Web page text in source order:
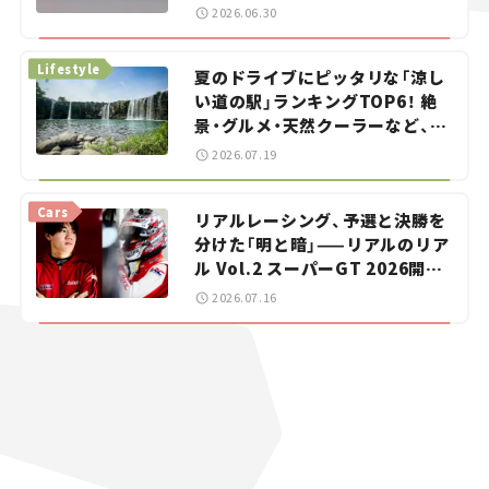
をお手伝い――ちょっとイケてるマ
2026.06.30
夏のドライブにピッタリな「涼し
い道の駅」ランキングTOP6！ 絶
景・グルメ・天然クーラーなど、避
暑におすすめのスポットを紹介
【道の駅マニアの推し駅ガイド】
Lifestyle
2026.07.19
リアルレーシング、予選と決勝を
分けた「明と暗」——リアルのリア
ル Vol.2 スーパーGT 2026開幕
戦 岡山国際サーキット
Cars
2026.07.16